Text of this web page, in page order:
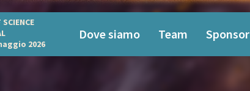
2026
Dove siamo Team Sponsor